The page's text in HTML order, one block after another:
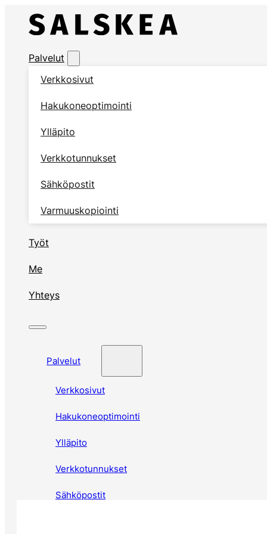
Palvelut
Verkkosivut
Hakukoneoptimointi
Ylläpito
Verkkotunnukset
Sähköpostit
Varmuuskopiointi
Työt
Me
Yhteys
Palvelut
Verkkosivut
Hakukoneoptimointi
Ylläpito
Verkkotunnukset
Sähköpostit